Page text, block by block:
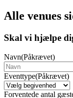
Alle venues
Skal vi hjælpe
Navn(Påkrævet)
Eventtype(Påkrævet)
Forventede antal